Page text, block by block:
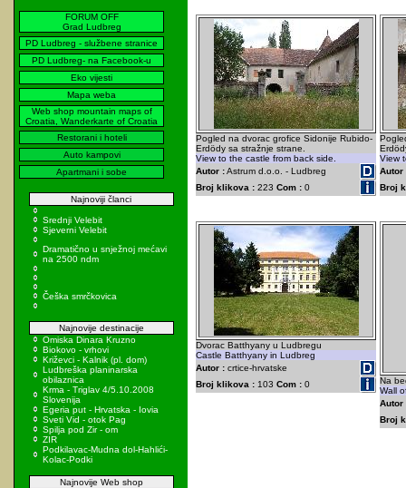
FORUM OFF
Grad Ludbreg
PD Ludbreg - službene stranice
PD Ludbreg- na Facebook-u
Eko vijesti
Mapa weba
Web shop mountain maps of
Croatia, Wanderkarte of Croatia
Restorani i hoteli
Auto kampovi
Apartmani i sobe
Najnoviji članci
Srednji Velebit
Sjeverni Velebit
Dramatično u snježnoj mećavi
na 2500 ndm
Češka smrčkovica
Najnovije destinacije
Omiska Dinara Kruzno
Biokovo - vrhovi
Križevci - Kalnik (pl. dom)
Ludbreška planinarska
obilaznica
Krma - Triglav 4/5.10.2008
Slovenija
Egeria put - Hrvatska - Iovia
Sveti Vid - otok Pag
Spilja pod Zir - om
ZIR
Podkilavac-Mudna dol-Hahlići-
Kolac-Podki
Najnovije Web shop
Pogled na dvorac grofice Sidonije Rubido-
Erdödy sa stražnje strane.
View to the castle from back side.
Autor :Astrum d.o.o. - Ludbreg
Broj klikova : 223 Com : 0
View
Autor
Broj
Dvorac Batthyany u Ludbregu
Castle Batthyany in Ludbreg
Autor : crtice-hrvatske
Broj klikova : 103 Com : 0
Na
Wall
Autor
Broj